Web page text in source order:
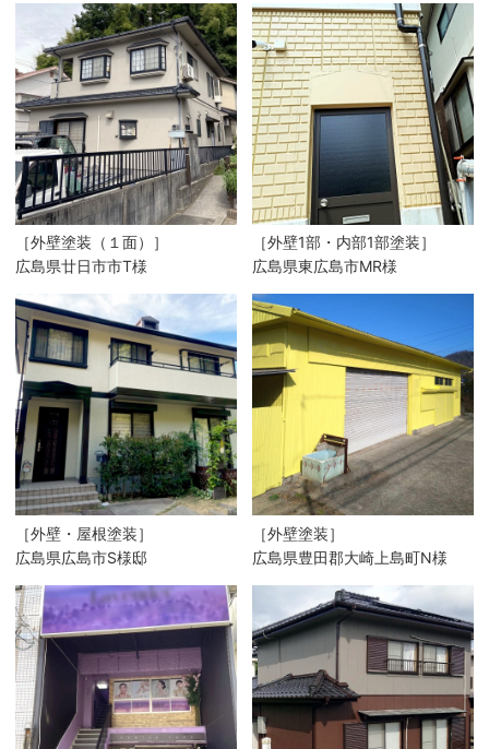
［外壁塗装（１面）］
広島県廿日市市T様
［外壁1部・内部1部塗装］
広島県東広島市MR様
［外壁・屋根塗装］
広島県広島市S様邸
［外壁塗装］
広島県豊田郡大崎上島町N様